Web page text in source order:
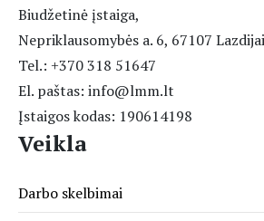
Biudžetinė įstaiga,
Nepriklausomybės a. 6, 67107 Lazdijai
Tel.: +370 318 51647
El. paštas: info@lmm.lt
Įstaigos kodas: 190614198
Veikla
Darbo skelbimai